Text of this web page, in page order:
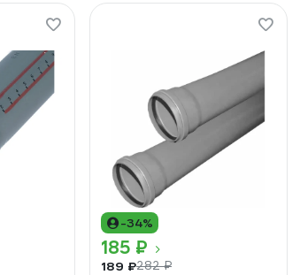
-34%
185 ₽
189 ₽282 ₽